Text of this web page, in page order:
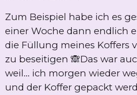
Zum Beispiel habe ich es
einer Woche dann endlich
die Füllung meines Koffers
zu beseitigen 🙈Das war
weil... ich morgen wieder
und der Koffer gepackt